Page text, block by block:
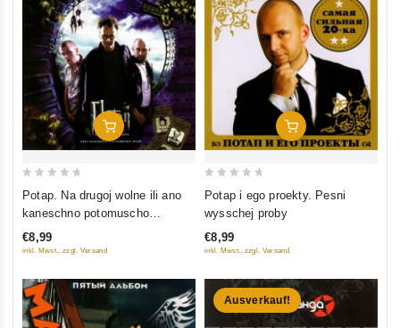
In Den Warenkorb
5
Potap. Na drugoj wolne ili ano
kaneschno potomuscho
schosch
€8,99
inkl. Mwst., zzgl. Versand
In Den Warenkorb
5
Potap i ego proekty. Pesni
wysschej proby
€8,99
inkl. Mwst., zzgl. Versand
Ausverkauf!